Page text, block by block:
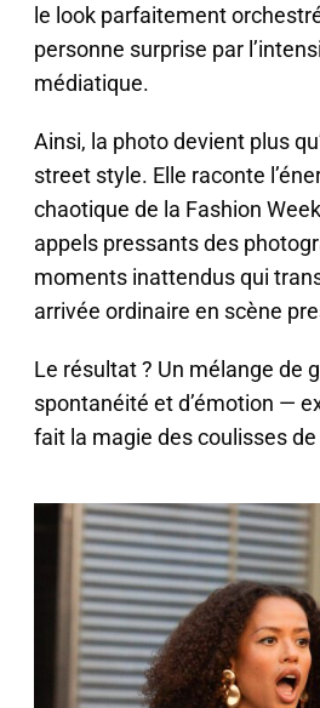
le look parfaitement
personne surprise par
médiatique.
Ainsi, la photo devient plus
street style. Elle raconte
chaotique de la Fashion
appels pressants des
moments inattendus qui
arrivée ordinaire en scène
Le résultat ? Un mélange de
spontanéité et d’émotion —
fait la magie des coulisses